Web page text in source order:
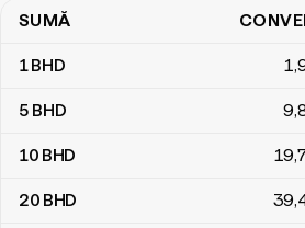
Tabel de conversie dinari din Bahrain în
SUMĂ
1BHD 1
5 BHD 9
10 BHD 19
20 BHD 39